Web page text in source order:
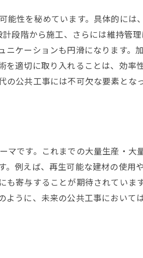
性を秘めています。具体的には
段階から施工、さらには維持管
ケーションも円滑になります。
適切に取り入れることは、効率
公共工事には不可欠な要素となっ
です。これまでの大量生産・大
例えば、再生可能な建材の使用
寄与することが期待されていま
うに、未来の公共工事において